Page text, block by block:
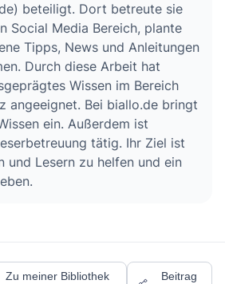
beteiligt. Dort betreute sie
Social Media Bereich, plante
Tipps, News und Anleitungen
Durch diese Arbeit hat
Wissen im Bereich
angeeignet. Bei biallo.de bringt
ein. Außerdem ist
tätig. Ihr Ziel ist
und Lesern zu helfen und ein
Zu meiner Bibliothek
Beitrag